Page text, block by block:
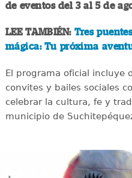
de eventos del 3 al 5 de
LEE TAMBIÉN:Tres
mágica: Tu próxima
El programa oficial incluye
convites y bailes sociales
celebrar la cultura, fe y
municipio de